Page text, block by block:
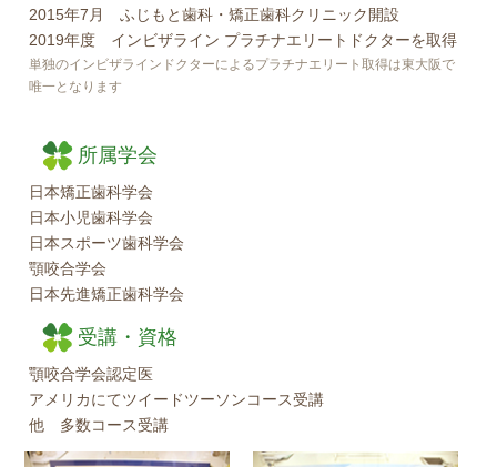
2015年7月 ふじもと歯科・矯正歯科クリニック開設
2019年度 インビザライン プラチナエリートドクターを取得
単独のインビザラインドクターによるプラチナエリート取得は東大阪で
唯一となります
所属学会
日本矯正歯科学会
日本小児歯科学会
日本スポーツ歯科学会
顎咬合学会
日本先進矯正歯科学会
受講・資格
顎咬合学会認定医
アメリカにてツイードツーソンコース受講
他 多数コース受講